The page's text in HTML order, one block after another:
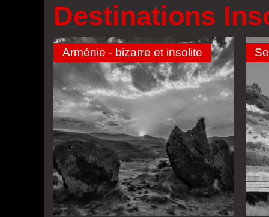
Destinations
Arménie - bizarre et insolite